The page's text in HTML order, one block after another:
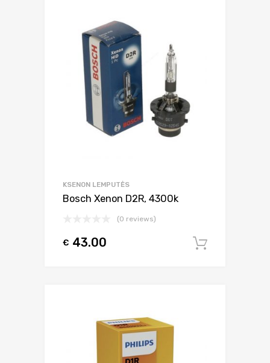
KSENON LEMPUTĖS
Bosch Xenon D2R, 4300k
(0 reviews)
€ 43.00